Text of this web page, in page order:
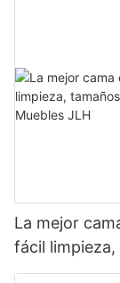
La mejor
fácil limpieza,
de fábrica -